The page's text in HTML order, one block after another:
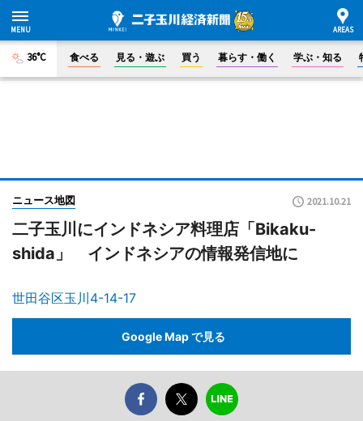
36°C 食べる 見る・遊ぶ 買う 暮らす・働く 学ぶ・知る
ニュース地図 2021.10.21
二子玉川にインドネシア料理店「Bikaku-
shida」 インドネシアの情報発信地に
世田谷区玉川4-14-17
Google Map で見る